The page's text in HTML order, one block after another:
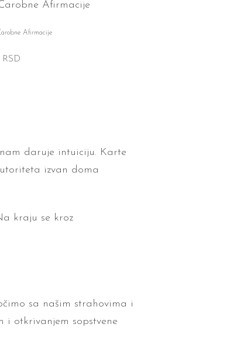
Afirmacije
RSD
daruje intuiciju. Karte
izvan doma
kraju se kroz
sa našim strahovima i
i otkrivanjem sopstvene